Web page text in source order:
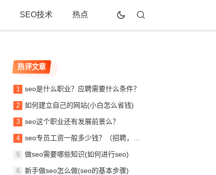
SEO技术 热点
热评文章
seo是什么职业？应聘需要什么条件？
如何建立自己的网站(小白怎么省钱)
seo这个职业还有发展前景么？
seo专员工资一般多少钱？（招聘，待遇，月薪）！
做seo需要哪些知识(如何进行seo)
新手做seo怎么做(seo的基本步骤)